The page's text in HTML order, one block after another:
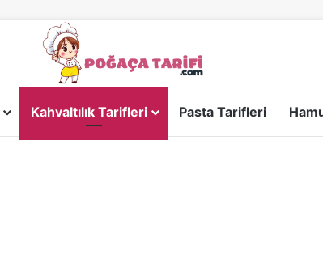
Kahvaltılık Tarifleri Pasta Tarifleri